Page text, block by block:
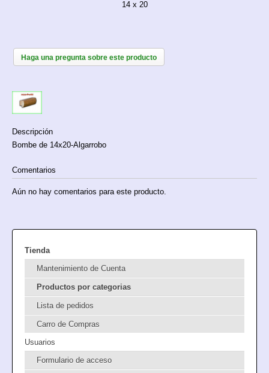
14 x 20
Haga una pregunta sobre este producto
Descripción
Bombe de 14x20-Algarrobo
Comentarios
Aún no hay comentarios para este producto.
Tienda
Mantenimiento de Cuenta
Productos por categorias
Lista de pedidos
Carro de Compras
Usuarios
Formulario de acceso